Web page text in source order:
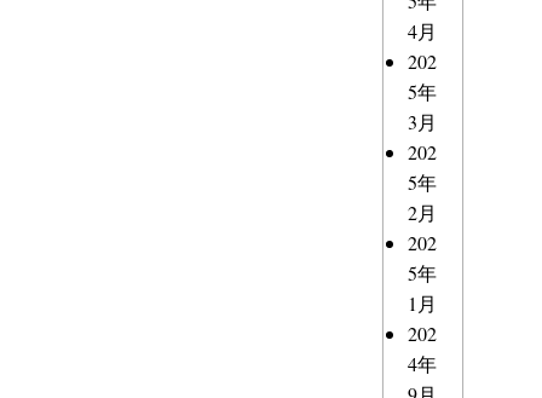
4月
202
5年
3月
202
5年
2月
202
5年
1月
202
4年